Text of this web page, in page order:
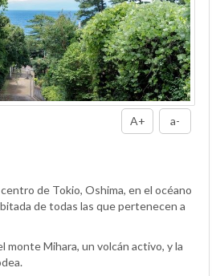
A+ a-
de Tokio, Oshima, en el océano
de todas las que pertenecen a
monte Mihara, un volcán activo, y la